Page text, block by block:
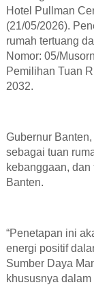
Hotel Pullman
(21/05/2026).
rumah tertuang
Nomor: 05/
Pemilihan Tuan
2032.
Gubernur Banten,
sebagai tuan
kebanggaan,
Banten.
“Penetapan ini
energi positif
Sumber Daya
khususnya